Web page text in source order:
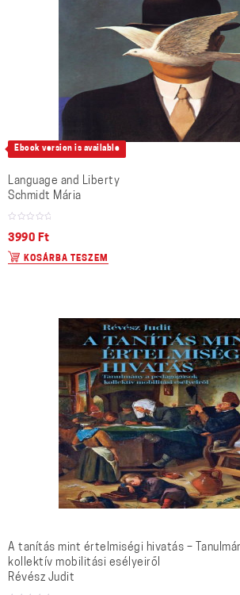
Ebook version is available
Language and Liberty
Schmidt Mária
3990 Ft
KOSÁRBA TESZEM
A tanítás mint értelmiségi hivatás –
kollektív mobilitási esélyeiről
Révész Judit